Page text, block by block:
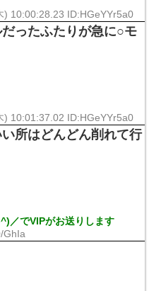
) 10:00:28.23 ID:HGeYYr5a0
ったふたりが急に○モ
) 10:01:37.02 ID:HGeYYr5a0
所はどんどん削れて行
／でVIPがお送りします
GhIa